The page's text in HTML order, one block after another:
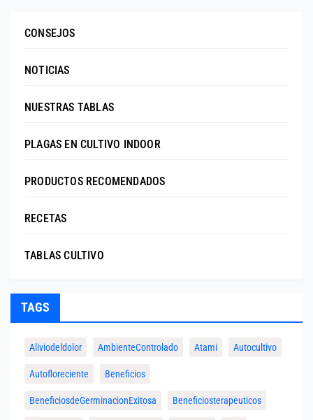
CONSEJOS
NOTICIAS
NUESTRAS TABLAS
PLAGAS EN CULTIVO INDOOR
PRODUCTOS RECOMENDADOS
RECETAS
TABLAS CULTIVO
TAGS
Aliviodeldolor AmbienteControlado Atami Autocultivo
Autofloreciente Beneficios
BeneficiosdeGerminacionExitosa Beneficiosterapeuticos